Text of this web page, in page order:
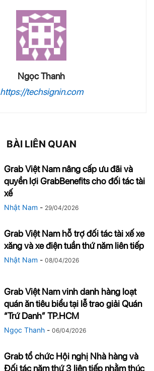
Ngọc Thanh
https://techsignin.com
BÀI LIÊN QUAN
Grab Việt Nam nâng cấp ưu đãi và
quyền lợi GrabBenefits cho đối tác tài
xế
Nhật Nam - 29/04/2026
Grab Việt Nam hỗ trợ đối tác tài xế xe
xăng và xe điện tuần thứ năm liên tiếp
Nhật Nam - 08/04/2026
Grab Việt Nam vinh danh hàng loạt
quán ăn tiêu biểu tại lễ trao giải Quán
“Trứ Danh” TP.HCM
Ngọc Thanh - 06/04/2026
Grab tổ chức Hội nghị Nhà hàng và
Đối tác năm thứ 3 liên tiếp nhằm thúc